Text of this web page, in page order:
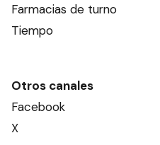
Farmacias de turno
Tiempo
Otros canales
Facebook
X